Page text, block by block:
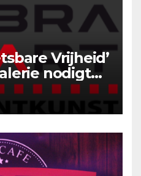
Vrijheid’
nodigt
en